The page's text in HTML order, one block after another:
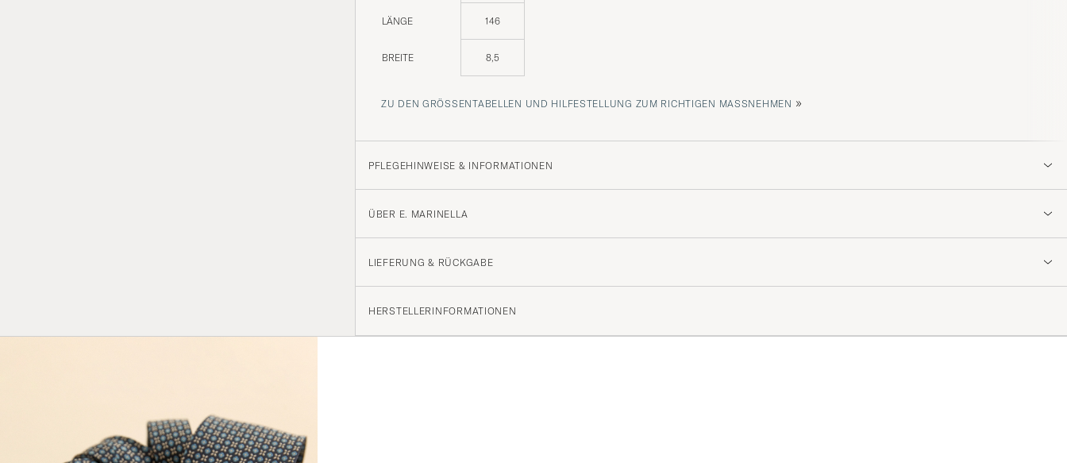
LÄNGE 146
BREITE 8,5
ZU DEN GRÖSSENTABELLEN UND HILFESTELLUNG ZUM RICHTIGEN MASSNEHMEN »
PFLEGEHINWEISE & INFORMATIONEN
ÜBER E. MARINELLA
LIEFERUNG & RÜCKGABE
HERSTELLERINFORMATIONEN